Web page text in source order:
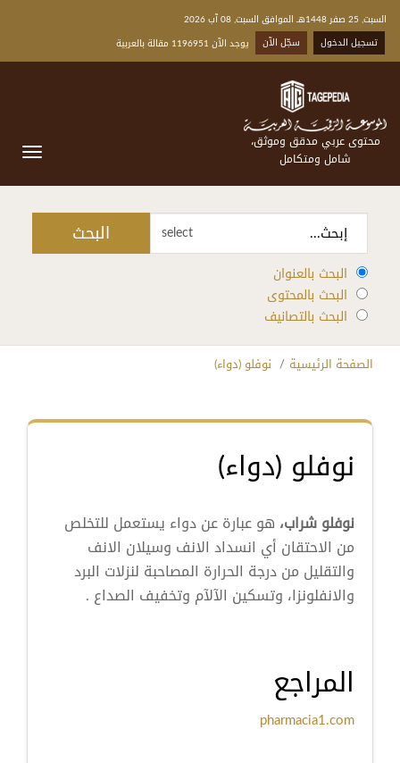
السبت, 25 صفر 1448هـ الموافق السبت, 08 آب 2026
تسجيل الدخول
سجّل الآن يوجد الآن 1196951 مقالة بالعربية
محتوى عربي مدقق وموثق،
شامل ومتكامل
select البحث
البحث بالعنوان
البحث بالمحتوى
البحث بالتصانيف
الصفحة الرئيسية نوفلو (دواء)
نوفلو (دواء)
نوفلو شراب، هو عبارة عن دواء يستعمل للتخلص
من الاحتقان أي انسداد الانف وسيلان الانف
والتقليل من درجة الحرارة المصاحبة لنزلات البرد
والانفلونزا، وتسكين الآلآم وتخفيف الصداع .
المراجع
pharmacia1.com